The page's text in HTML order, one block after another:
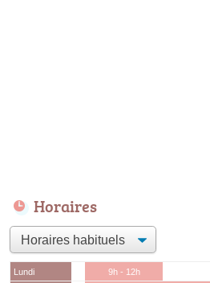
Horaires
Lundi 9h - 12h